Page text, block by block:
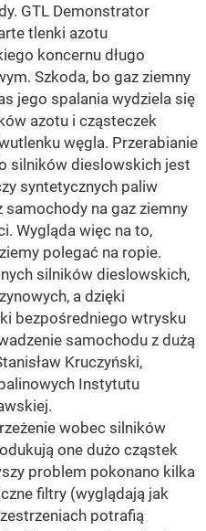
GTL Demonstrator
tlenki azotu
koncernu długo
Szkoda, bo gaz ziemny
jego spalania wydziela się
azotu i cząsteczek
węgla. Przerabianie
silników dieslowskich jest
syntetycznych paliw
samochody na gaz ziemny
Wygląda więc na to,
polegać na ropie.
silników dieslowskich,
a dzięki
bezpośredniego wtrysku
samochodu z dużą
Kruczyński,
Instytutu
wobec silników
one dużo cząstek
problem pokonano kilka
filtry (wyglądają jak
potrafią